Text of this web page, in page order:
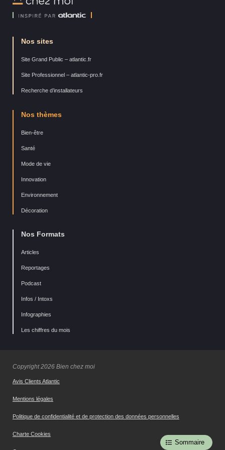
Sommaire
Nos sites
Site Grand Public – atlantic.fr
Site Professionnel – atlantic-pro.fr
Recherche d’installateurs
Nos thèmes
Bien-être
Santé
Mode de vie
Innovation
Environnement
Décoration
Nos Formats
Articles
Reportages
Podcast
Infos / Intoxs
Infographies
Les chiffres du mois
Copyright 2026 Bien chez moi
Avis Clients Atlantic
Mentions légales
Politique de confidentialité et de protection des données personnelles
Charte Cookies